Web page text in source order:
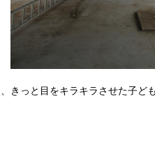
きっと目をキラキラさせた子ど